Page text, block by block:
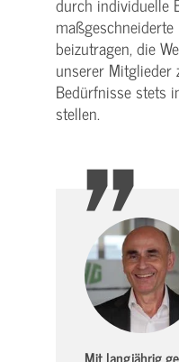
beizutragen, die
unserer
Bedürfnisse stets
stellen."
Mit langjährig